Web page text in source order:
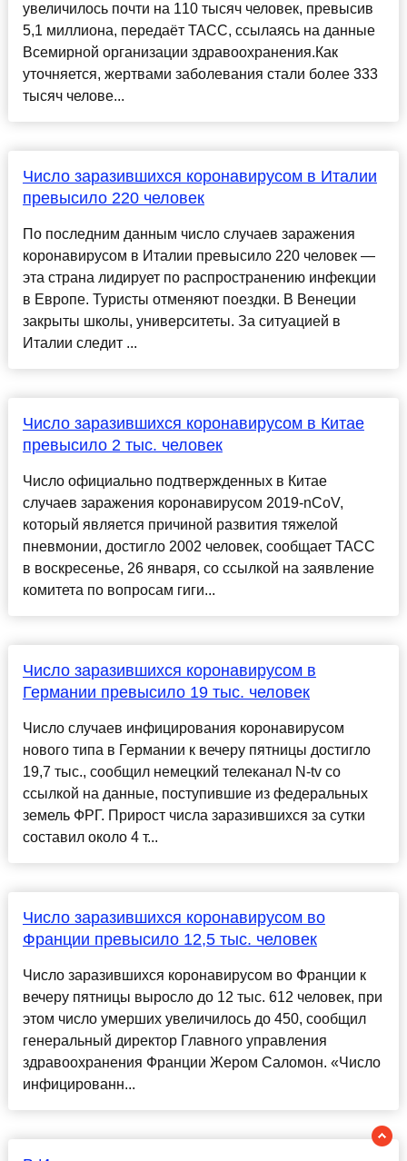
увеличилось почти на 110 тысяч человек, превысив
5,1 миллиона, передаёт ТАСС, ссылаясь на данные
Всемирной организации здравоохранения.Как
уточняется, жертвами заболевания стали более 333
тысяч челове...
Число заразившихся коронавирусом в Италии
превысило 220 человек
По последним данным число случаев заражения
коронавирусом в Италии превысило 220 человек —
эта страна лидирует по распространению инфекции
в Европе. Туристы отменяют поездки. В Венеции
закрыты школы, университеты. За ситуацией в
Италии следит ...
Число заразившихся коронавирусом в Китае
превысило 2 тыс. человек
Число официально подтвержденных в Китае
случаев заражения коронавирусом 2019-nCoV,
который является причиной развития тяжелой
пневмонии, достигло 2002 человек, сообщает ТАСС
в воскресенье, 26 января, со ссылкой на заявление
комитета по вопросам гиги...
Число заразившихся коронавирусом в
Германии превысило 19 тыс. человек
Число случаев инфицирования коронавирусом
нового типа в Германии к вечеру пятницы достигло
19,7 тыс., сообщил немецкий телеканал N-tv со
ссылкой на данные, поступившие из федеральных
земель ФРГ. Прирост числа заразившихся за сутки
составил около 4 т...
Число заразившихся коронавирусом во
Франции превысило 12,5 тыс. человек
Число заразившихся коронавирусом во Франции к
вечеру пятницы выросло до 12 тыс. 612 человек, при
этом число умерших увеличилось до 450, сообщил
генеральный директор Главного управления
здравоохранения Франции Жером Саломон. «Число
инфицированн...